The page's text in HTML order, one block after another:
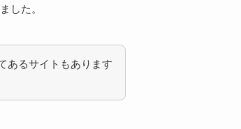
した。
あるサイトもあります